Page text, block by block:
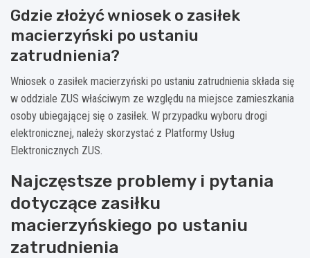
Gdzie złożyć wniosek o zasiłek
macierzyński po ustaniu
zatrudnienia?
Wniosek o zasiłek macierzyński po ustaniu zatrudnienia składa się
w oddziale ZUS właściwym ze względu na miejsce zamieszkania
osoby ubiegającej się o zasiłek. W przypadku wyboru drogi
elektronicznej, należy skorzystać z Platformy Usług
Elektronicznych ZUS.
Najczęstsze problemy i pytania
dotyczące zasiłku
macierzyńskiego po ustaniu
zatrudnienia